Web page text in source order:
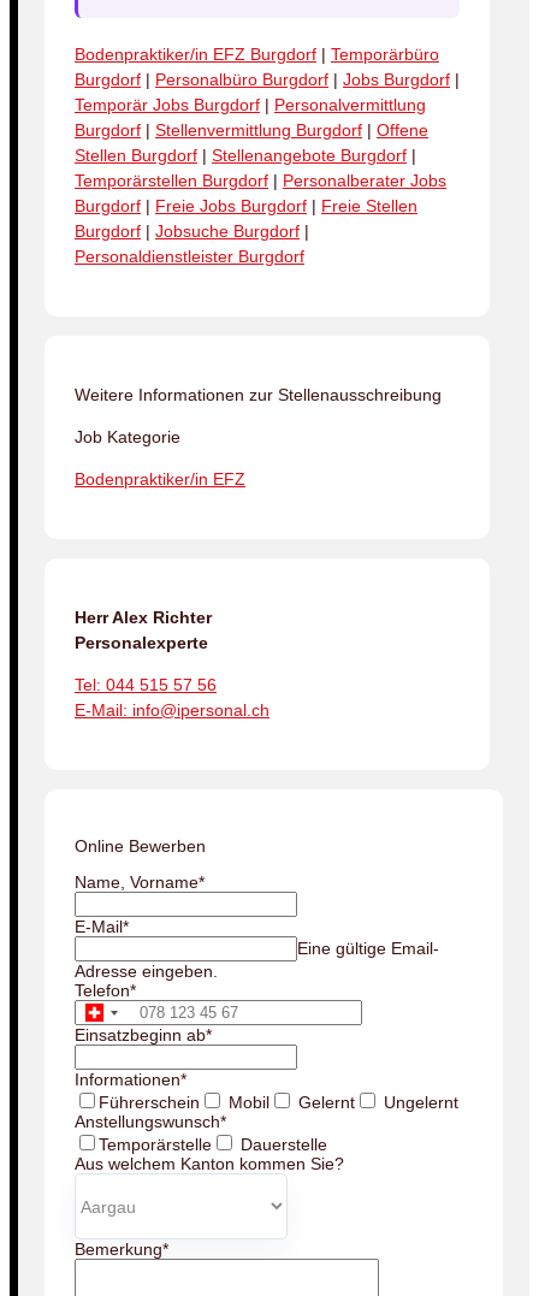
Bodenpraktiker/in EFZ Burgdorf | Temporärbüro
Burgdorf | Personalbüro Burgdorf | Jobs Burgdorf |
Temporär Jobs Burgdorf | Personalvermittlung
Burgdorf | Stellenvermittlung Burgdorf | Offene
Stellen Burgdorf | Stellenangebote Burgdorf |
Temporärstellen Burgdorf | Personalberater Jobs
Burgdorf | Freie Jobs Burgdorf | Freie Stellen
Burgdorf | Jobsuche Burgdorf |
Personaldienstleister Burgdorf
Weitere Informationen zur Stellenausschreibung
Job Kategorie
Bodenpraktiker/in EFZ
Herr Alex Richter
Personalexperte
Tel: 044 515 57 56
E-Mail: info@ipersonal.ch
Online Bewerben
Name, Vorname*
E-Mail*
Eine gültige Email-
Adresse eingeben.
Telefon*
Einsatzbeginn ab*
Informationen*
Führerschein
Mobil Gelernt
Ungelernt
Anstellungswunsch*
Temporärstelle
Dauerstelle
Aus welchem Kanton kommen Sie?
Bemerkung*